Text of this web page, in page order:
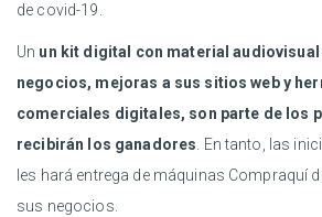
de covid-19.
Un un kit digital con material
negocios, mejoras a sus sitios web y
comerciales digitales, son parte de los
recibirán los ganadores . En tanto, las
les hará entrega de máquinas Compraquí
sus negocios.